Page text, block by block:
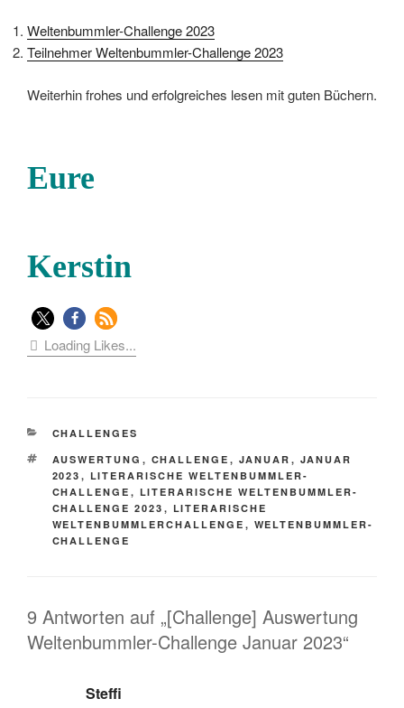
Weltenbummler-Challenge 2023
Teilnehmer Weltenbummler-Challenge 2023
Weiterhin frohes und erfolgreiches lesen mit guten Büchern.
Eure
Kerstin
Loading Likes...
KATEGORIEN
CHALLENGES
SCHLAGWÖRTER
AUSWERTUNG , CHALLENGE , JANUAR , JANUAR
2023 , LITERARISCHE WELTENBUMMLER-
CHALLENGE , LITERARISCHE WELTENBUMMLER-
CHALLENGE 2023 , LITERARISCHE
WELTENBUMMLERCHALLENGE , WELTENBUMMLER-
CHALLENGE
9 Antworten auf „[Challenge] Auswertung
Weltenbummler-Challenge Januar 2023“
Steffi